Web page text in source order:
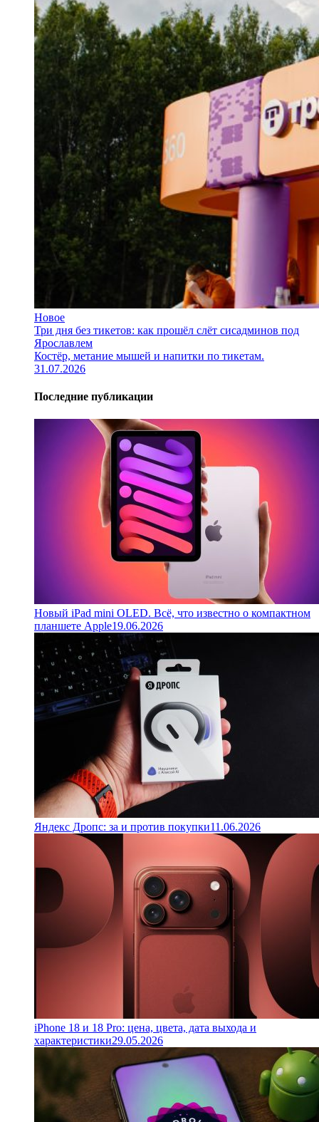
Новое
Три дня без тикетов: как прошёл слёт сисадминов под
Ярославлем
Костёр, метание мышей и напитки по тикетам.
31.07.2026
Последние публикации
Новый iPad mini OLED. Всё, что известно о компактном
планшете Apple19.06.2026
Яндекс Дропс: за и против покупки11.06.2026
iPhone 18 и 18 Pro: цена, цвета, дата выхода и
характеристики29.05.2026